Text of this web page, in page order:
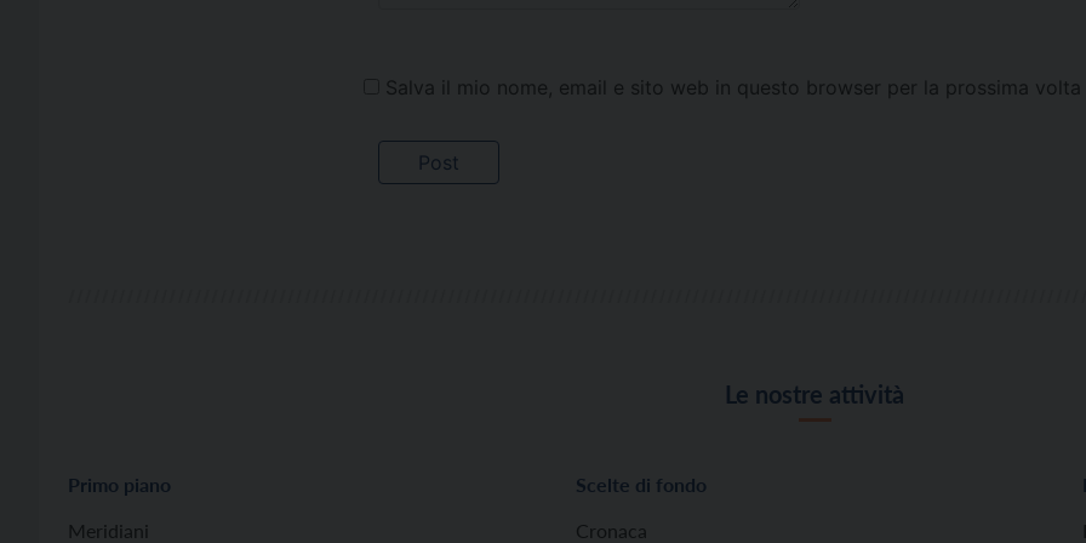
Salva il mio nome, email e sito web in questo browser per la prossima
Le nostre attività
Primo piano
Meridiani
Scelte di fondo
Cronaca